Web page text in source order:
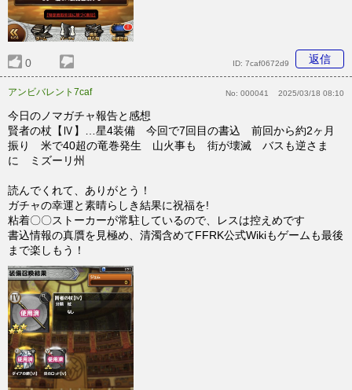
0 返信
ID: 7caf0672d9
アンビバレント7caf No: 000041 2025/03/18 08:10
今日のノマガチャ報告と感想
賢者の杖【Ⅳ】…星4装備 今回で7回目の書込 前回から約2ヶ月
振り 米で40超の竜巻発生 山火事も 街が壊滅 バスも逆さま
に ミズーリ州
読んでくれて、ありがとう！
ガチャの幸運と素晴らしき結果に祝福を!
粘着〇〇ストーカーが常駐しているので、レスは控えめです
書込情報の真贋を見極め、清濁含めてFFRK公式Wikiもゲームも最後
まで楽しもう！